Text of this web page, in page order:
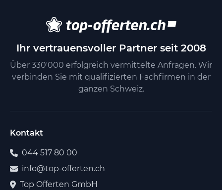
Ihr vertrauensvoller Partner seit 2008
Über 330'000 erfolgreich vermittelte Anfragen. Wir
verbinden Sie mit qualifizierten Fachfirmen in der
ganzen Schweiz.
Kontakt
044 517 80 00
info@top-offerten.ch
Top Offerten GmbH